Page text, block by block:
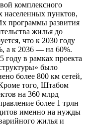
комплексного
населенных пунктов,
программы развития
жилья до
что к 2030 году
а к 2036 — на 60%.
году в рамках проекта
было
более 800 км сетей,
того, Штабом
на 360 млрд
более 1 трлн
именно на нужды
жилья и